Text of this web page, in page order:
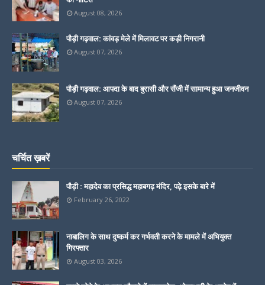
August 08, 2026
पौड़ी गढ़वाल: कांवड़ मेले में मिलावट पर कड़ी निगरानी
August 07, 2026
पौड़ी गढ़वाल: आपदा के बाद बुरासी और सैंजी में सामान्य हुआ जनजीवन
August 07, 2026
चर्चित ख़बरें
पौड़ी : महादेव का प्रसिद्ध महाबगढ़ मंदिर, पढ़े इसके बारे में
February 26, 2022
नाबालिग के साथ दुष्कर्म कर गर्भवती करने के मामले में अभियुक्त
गिरफ्तार
August 03, 2026